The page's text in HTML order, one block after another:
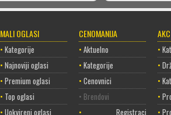
MALI OGLASI
• Kategorije
• Najnoviji oglasi
• Premium oglasi
• Top oglasi
• Uokvireni oglasi
CENOMANIJA
• Aktuelno
• Kategorije
• Cenovnici
• Brendovi
• Registracija
•
•
•
•
•